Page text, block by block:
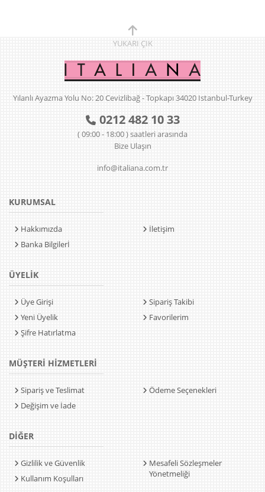
YUKARI ÇIK
Yılanlı Ayazma Yolu No: 20 Cevizlibağ - Topkapı 34020 Istanbul-Turkey
0212 482 10 33
( 09:00 - 18:00 ) saatleri arasında
Bize Ulaşın
info@italiana.com.tr
KURUMSAL
Hakkımızda
Banka Bilgilerİ
İletişim
ÜYELİK
Üye Girişi
Yeni Üyelik
Şifre Hatırlatma
Sipariş Takibi
Favorilerim
MÜŞTERİ HİZMETLERİ
Sipariş ve Teslimat
Değişim ve İade
Ödeme Seçenekleri
DİĞER
Gizlilik ve Güvenlik
Kullanım Koşulları
Mesafeli Sözleşmeler
Yönetmeliği